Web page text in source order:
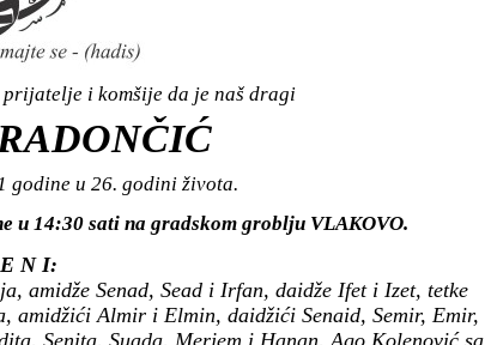
i komšije da je naš dragi
godine u 26. godini života.
u 14:30 sati na gradskom groblju VLAKOVO.
N I:
amidže Senad, Sead i Irfan, daidže Ifet i Izet, tetke
amidžići Almir i Elmin, daidžići Senaid, Semir, Emir,
Senita, Suada, Merjem i Hanan, Ago Kolenović sa